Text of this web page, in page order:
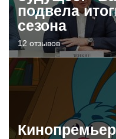
подвела
сезона
12 отзывов